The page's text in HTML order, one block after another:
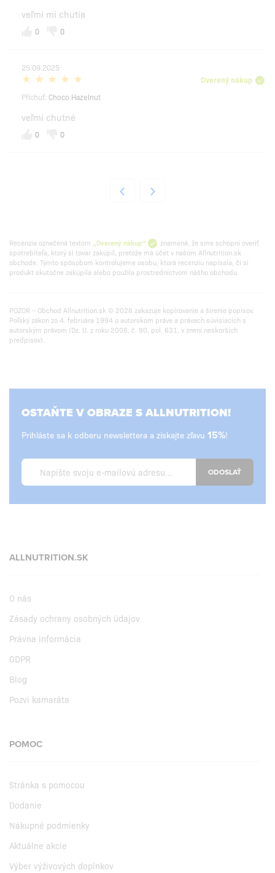
veľmi mi chutia
0 0
25.09.2025
Overený nákup
Příchuť: Choco Hazelnut
veľmi chutné
0 0
Recenzia označená textom „Overený nákup“
znamená, že sme schopní overiť
spotrebiteľa, ktorý si tovar zakúpil, pretože má účet v našom Allnutrition.sk
obchode. Týmto spôsobom kontrolujeme osobu, ktorá recenziu napísala, či si
produkt skutočne zakúpila alebo použila prostredníctvom nášho obchodu.
POZOR – Obchod Allnutrition.sk © 2026 zakazuje kopírovanie a šírenie popisov.
Poľský zákon zo 4. februára 1994 o autorskom práve a právach súvisiacich s
autorským právom (Dz. U. z roku 2006, č. 90, pol. 631, v znení neskorších
predpisov).
OSTAŇTE V OBRAZE S ALLNUTRITION!
Prihláste sa k odberu newslettera a získajte zľavu 15%!
ODOSLAŤ
ALLNUTRITION.SK
O nás
Zásady ochrany osobných údajov
Právna informácia
GDPR
Blog
Pozvi kamaráta
POMOC
Stránka s pomocou
Dodanie
Nákupné podmienky
Aktuálne akcie
Výber výživových doplnkov